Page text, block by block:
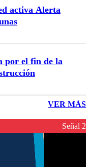
activa Alerta
por el fin de la
VER MÁS
Señal 2